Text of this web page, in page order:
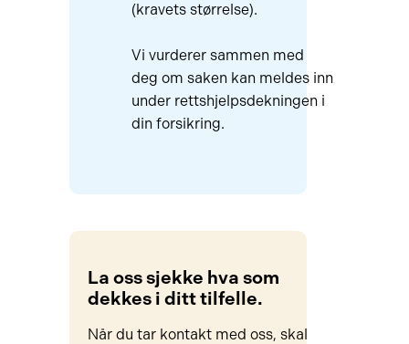
(kravets størrelse).
Vi vurderer sammen med
deg om saken kan meldes inn
under rettshjelpsdekningen i
din forsikring.
La oss sjekke hva som
dekkes i ditt tilfelle.
Når du tar kontakt med oss, skal